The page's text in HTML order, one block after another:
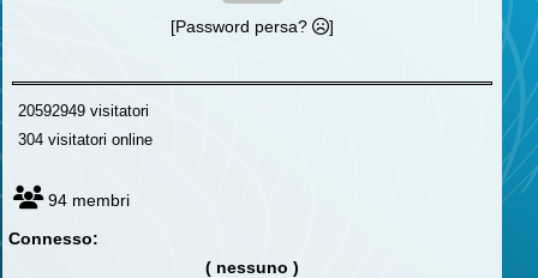
[Password persa? ]
20592949 visitatori
304 visitatori online
94 membri
Connesso:
( nessuno )